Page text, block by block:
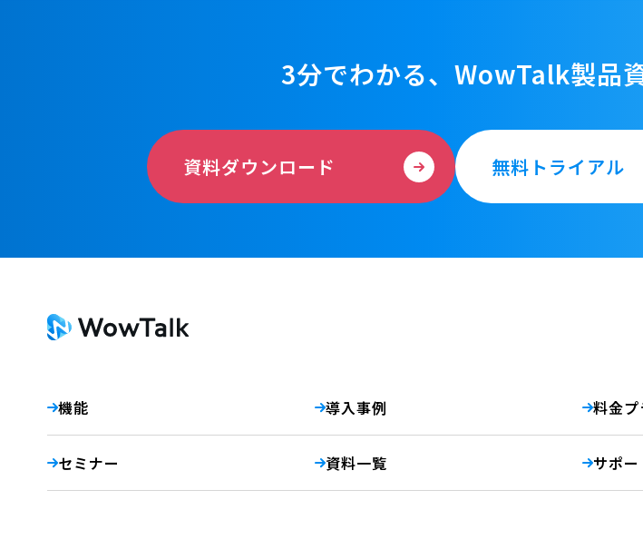
3分でわかる、WowTalk製品
資料ダウンロード 無料トライアル
機能 導入事例 料金プ
セミナー 資料一覧 サポー